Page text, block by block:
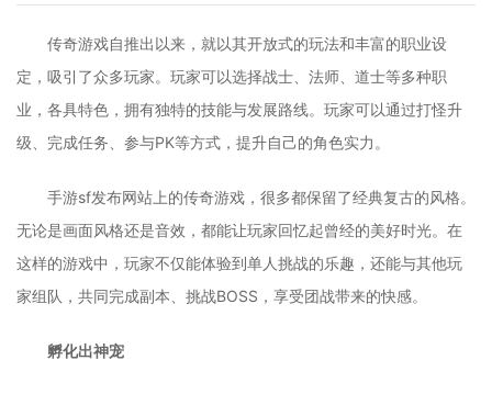
传奇游戏自推出以来，就以其开放式的玩法和丰富的职业设
定，吸引了众多玩家。玩家可以选择战士、法师、道士等多种职
业，各具特色，拥有独特的技能与发展路线。玩家可以通过打怪升
级、完成任务、参与PK等方式，提升自己的角色实力。
手游sf发布网站上的传奇游戏，很多都保留了经典复古的风格。
无论是画面风格还是音效，都能让玩家回忆起曾经的美好时光。在
这样的游戏中，玩家不仅能体验到单人挑战的乐趣，还能与其他玩
家组队，共同完成副本、挑战BOSS，享受团战带来的快感。
孵化出神宠